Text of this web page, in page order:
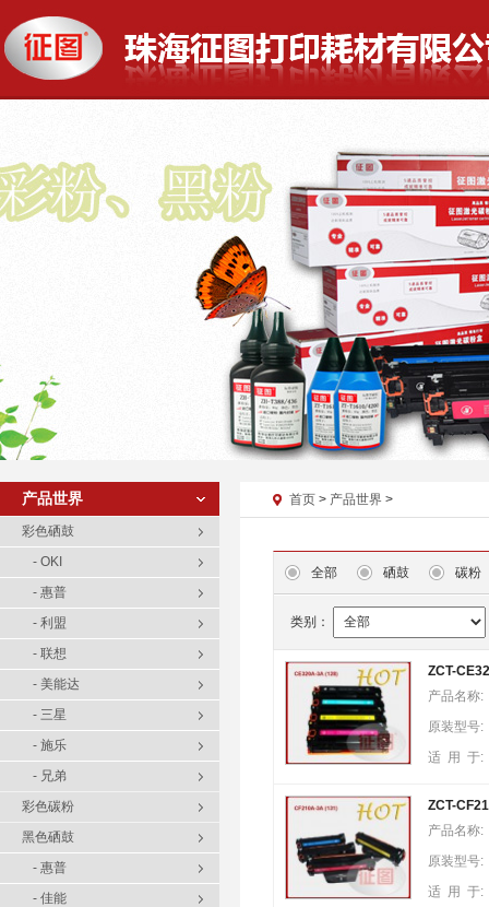
首页 > 产品世界 >
全部 硒鼓 碳粉
类别：
ZCT-
产品名称:
原装型号:
适 用 于:
ZCT-
产品名称:
原装型号:
适 用 于:
产品世界
彩色硒鼓
- OKI
- 惠普
- 利盟
- 联想
- 美能达
- 三星
- 施乐
- 兄弟
彩色碳粉
黑色硒鼓
- 惠普
- 佳能